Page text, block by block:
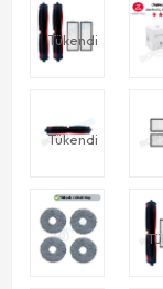
Tükendi
Tükendi